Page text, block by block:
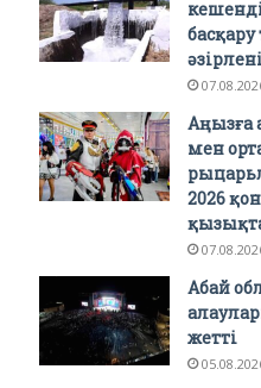
Аңызға
мен
2026
Абай
жетті